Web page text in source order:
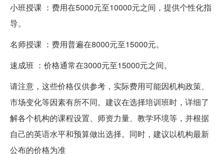
小班授课 ：费用在5000元至10000元之间，提供个性化指
导。
名师授课 ：费用普遍在8000元至15000元。
速成班 ：价格通常在3000元至15000元之间。
请注意，这些价格仅供参考，实际费用可能因机构政策、
市场变化等因素有所不同。建议在选择培训班时，详细了
解各个机构的课程设置、师资力量、教学环境等，并根据
自己的英语水平和预算做出选择。同时，建议以机构最新
公布的价格为准